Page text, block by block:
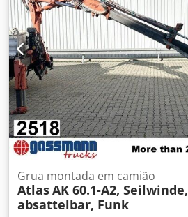
Grua montada em camião
AtlasAK 60.1-A2, Seilwinde,
absattelbar, Funk